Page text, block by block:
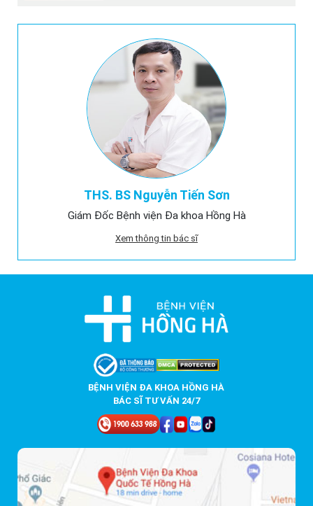
THS. BS Nguyễn Tiến Sơn
Giám Đốc Bệnh viện Đa khoa Hồng Hà
Xem thông tin bác sĩ
BỆNH VIỆN ĐA KHOA HỒNG HÀ
BÁC SĨ TƯ VẤN 24/7